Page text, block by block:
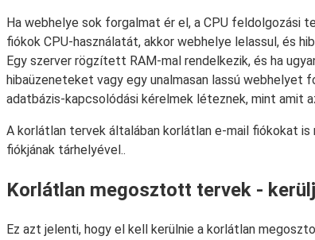
Ha webhelye sok forgalmat ér el, a CPU feldolgozási
fiókok CPU-használatát, akkor webhelye lelassul, és
Egy szerver rögzített RAM-mal rendelkezik, és ha
hibaüzeneteket vagy egy unalmasan lassú
adatbázis-kapcsolódási kérelmek léteznek, mint amit
A korlátlan tervek általában korlátlan e-mail fiókokat is
fiókjának tárhelyével..
Korlátlan megosztott tervek -
Ez azt jelenti, hogy el kell kerülnie a korlátlan